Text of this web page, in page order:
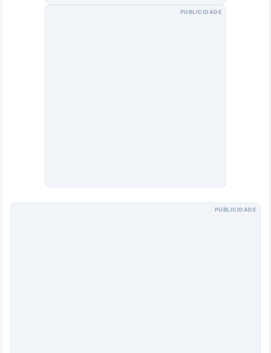
PUBLICIDADE
PUBLICIDADE